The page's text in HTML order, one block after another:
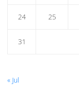
24 25
31
« Jul